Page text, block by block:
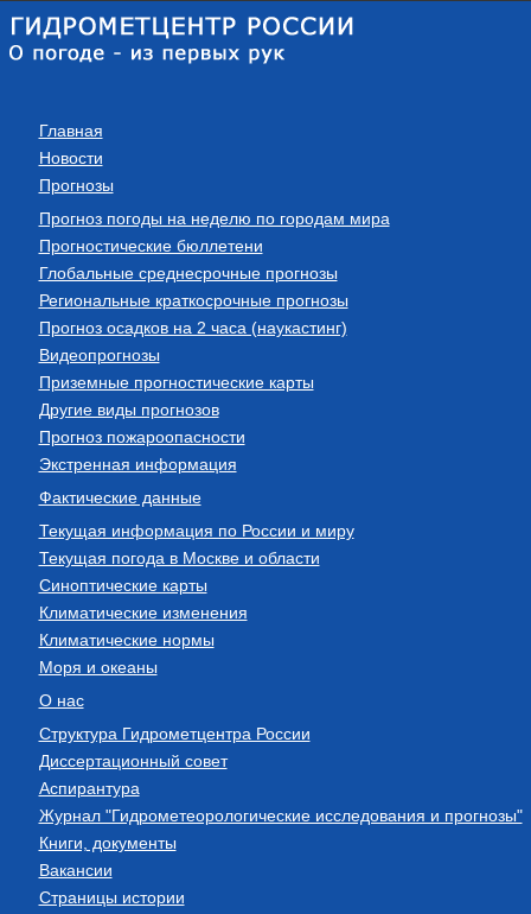
Главная
Новости
Прогнозы
Прогноз погоды на неделю по городам мира
Прогностические бюллетени
Глобальные среднесрочные прогнозы
Региональные краткосрочные прогнозы
Прогноз осадков на 2 часа (наукастинг)
Видеопрогнозы
Приземные прогностические карты
Другие виды прогнозов
Прогноз пожароопасности
Экстренная информация
Фактические данные
Текущая информация по России и миру
Текущая погода в Москве и области
Синоптические карты
Климатические изменения
Климатические нормы
Моря и океаны
О нас
Структура Гидрометцентра России
Диссертационный совет
Аспирантура
Журнал "Гидрометеорологические исследования и прогнозы"
Книги, документы
Вакансии
Страницы истории